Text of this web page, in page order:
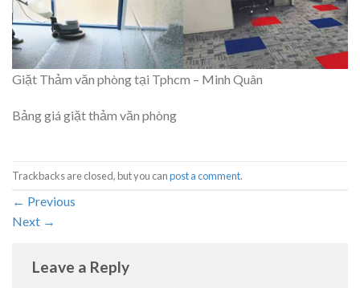
Giặt Thảm văn phòng tại Tphcm – Minh Quân
Bảng giá giặt thảm văn phòng
Trackbacks are closed, but you canpost a comment.
← Previous
Next →
Leave a Reply